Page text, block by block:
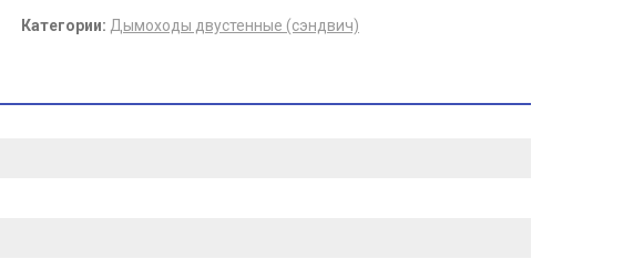
Категории: Дымоходы двустенные (сэндвич)